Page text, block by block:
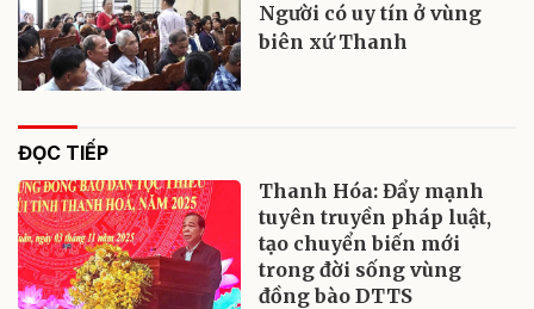
Người có uy tín ở vùng
biên xứ Thanh
ĐỌC TIẾP
Thanh Hóa: Đẩy mạnh
tuyên truyền pháp luật,
tạo chuyển biến mới
trong đời sống vùng
đồng bào DTTS